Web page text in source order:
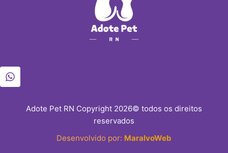
Adote Pet RN Copyright 2026© todos os direitos
reservados
Desenvolvido por: MaralvoWeb